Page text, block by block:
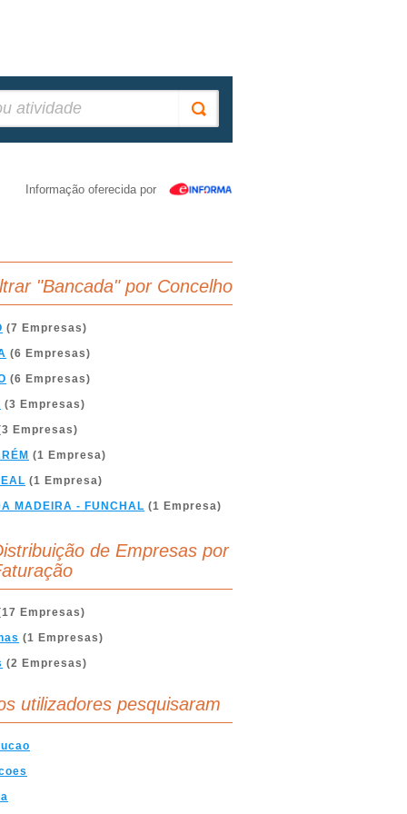
Informação oferecida por
"Bancada" por Concelho
(7 Empresas)
(6 Empresas)
(6 Empresas)
(3 Empresas)
Empresas)
(1 Empresa)
(1 Empresa)
MADEIRA - FUNCHAL (1 Empresa)
de Empresas por
Empresas)
(1 Empresas)
(2 Empresas)
utilizadores pesquisaram